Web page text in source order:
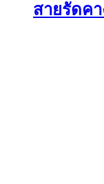
สายรัดคา